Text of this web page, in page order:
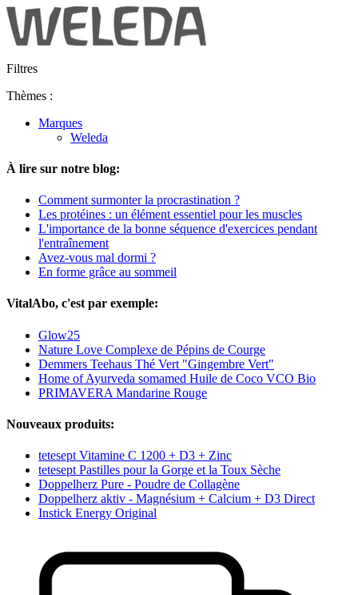
Filtres
Thèmes :
Marques
Weleda
À lire sur notre blog:
Comment surmonter la procrastination ?
Les protéines : un élément essentiel pour les muscles
L'importance de la bonne séquence d'exercices pendant
l'entraînement
Avez-vous mal dormi ?
En forme grâce au sommeil
VitalAbo, c'est par exemple:
Glow25
Nature Love Complexe de Pépins de Courge
Demmers Teehaus Thé Vert "Gingembre Vert"
Home of Ayurveda somamed Huile de Coco VCO Bio
PRIMAVERA Mandarine Rouge
Nouveaux produits:
tetesept Vitamine C 1200 + D3 + Zinc
tetesept Pastilles pour la Gorge et la Toux Sèche
Doppelherz Pure - Poudre de Collagène
Doppelherz aktiv - Magnésium + Calcium + D3 Direct
Instick Energy Original